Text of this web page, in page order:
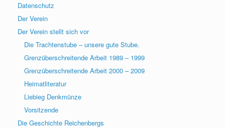
Datenschutz
Der Verein
Der Verein stellt sich vor
Die Trachtenstube – unsere gute Stube.
Grenzüberschreitende Arbeit 1989 – 1999
Grenzüberschreitende Arbeit 2000 – 2009
Heimatliteratur
Liebieg Denkmünze
Vorsitzende
Die Geschichte Reichenbergs